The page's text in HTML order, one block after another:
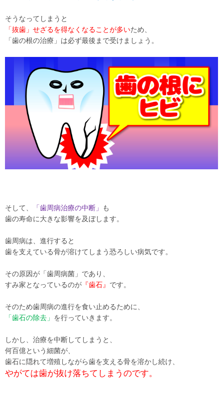
そうなってしまうと
「抜歯」せざるを得なくなることが多いため、
「歯の根の治療」は必ず最後まで受けましょう。
そして、 「歯周病治療の中断」
も
歯の寿命に大きな影響を及ぼします。
歯周病は、進行すると
歯を支えている骨が溶けてしまう恐ろしい病気です。
その原因が「歯周病菌」であり、
すみ家となっているのが 『歯石』 です。
そのため歯周病の進行を食い止めるために、
「歯石の除去」 を行っていきます。
しかし、治療を中断してしまうと、
何百億という細菌が、
歯石に隠れて増殖 しながら歯を支える骨を溶かし続け、
やがては歯が抜け落ちてしまうのです。